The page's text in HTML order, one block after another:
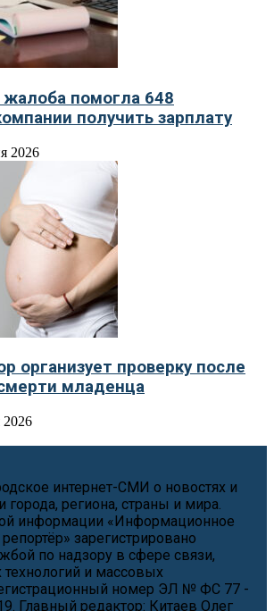
помогла 648
получить зарплату
2026
организует проверку после
младенца
интернет-СМИ о новостях и
региона, страны и мира.
информации «Информационное
зарегистрировано
по надзору в сфере связи,
и массовых
номер ЭЛ № ФС 77 -
Главный редактор: Китаев Олег